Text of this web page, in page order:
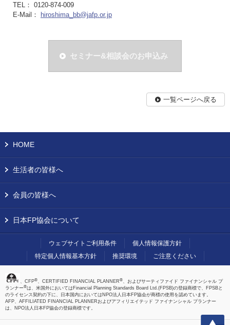
TEL： 0120-874-009
E-Mail：
hiroshima_bb@jafp.or.jp
セミナー&相談会のお申込み
一覧ページへ戻る
上へ
HOME
生活者の皆様へ
会員の皆様へ
日本FP協会について
ウェブサイトご利用条件
個人情報保護方針
特定個人情報基本方針
推奨環境 ご注意ください
、CFP®、CERTIFIED FINANCIAL PLANNER®、およびサーティファイド ファイナンシャル プ
ランナー®は、米国外においてはFinancial Planning Standards Board Ltd.(FPSB)の登録商標で、FPSBと
のライセンス契約の下に、日本国内においてはNPO法人日本FP協会が商標の使用を認めています。
AFP、AFFILIATED FINANCIAL PLANNERおよびアフィリエイテッド ファイナンシャル プランナー
は、NPO法人日本FP協会の登録商標です。